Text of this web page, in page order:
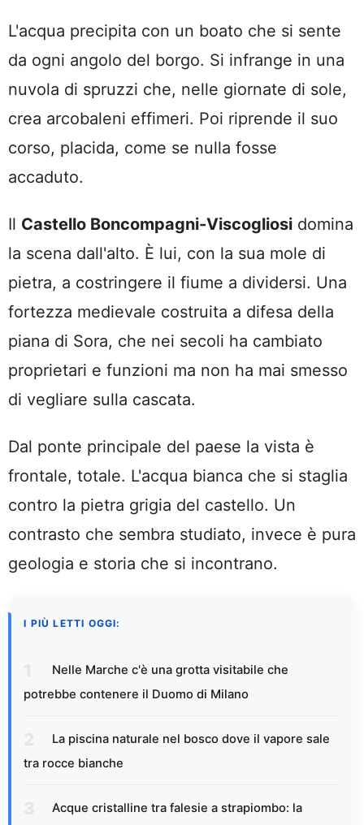
L'acqua precipita con un boato che si sente
da ogni angolo del borgo. Si infrange in una
nuvola di spruzzi che, nelle giornate di sole,
crea arcobaleni effimeri. Poi riprende il suo
corso, placida, come se nulla fosse
accaduto.
Il Castello Boncompagni-Viscogliosi domina
la scena dall'alto. È lui, con la sua mole di
pietra, a costringere il fiume a dividersi. Una
fortezza medievale costruita a difesa della
piana di Sora, che nei secoli ha cambiato
proprietari e funzioni ma non ha mai smesso
di vegliare sulla cascata.
Dal ponte principale del paese la vista è
frontale, totale. L'acqua bianca che si staglia
contro la pietra grigia del castello. Un
contrasto che sembra studiato, invece è pura
geologia e storia che si incontrano.
I PIÙ LETTI OGGI:
Nelle Marche c'è una grotta visitabile che
potrebbe contenere il Duomo di Milano
La piscina naturale nel bosco dove il vapore sale
tra rocce bianche
Acque cristalline tra falesie a strapiombo: la